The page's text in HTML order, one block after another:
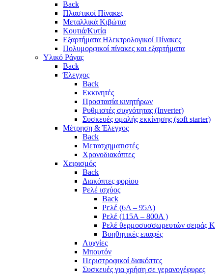
Back
Πλαστικοί Πίνακες
Μεταλλικά Κιβώτια
Κουτιά/Κυτία
Εξαρτήματα Ηλεκτρολογικοί Πίνακες
Πολυμορφικοί πίνακες και εξαρτήματα
Υλικό Ράγας
Back
Έλεγχος
Back
Εκκινητές
Προστασία κινητήρων
Ρυθμιστές συχνότητας (Inverter)
Συσκευές ομαλής εκκίνησης (soft starter)
Μέτρηση & Έλεγχος
Back
Μετασχηματιστές
Χρονοδιακόπτες
Χειρισμός
Back
Διακόπτες φορίου
Ρελέ ισχύος
Back
Ρελέ (6A – 95A)
Ρελέ (115A – 800A )
Ρελέ θερμοσυσσωρευτών σειράς Κ
Βοηθητικές επαφές
Λυχνίες
Μπουτόν
Περιστροφικοί διακόπτες
Συσκευές για χρήση σε γερανογέφυρες